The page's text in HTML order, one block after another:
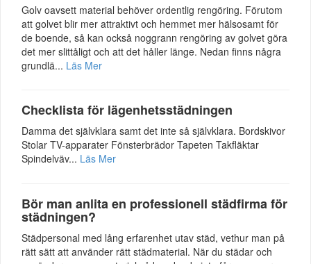
Golv oavsett material behöver ordentlig rengöring. Förutom
att golvet blir mer attraktivt och hemmet mer hälsosamt för
de boende, så kan också noggrann rengöring av golvet göra
det mer slittåligt och att det håller länge. Nedan finns några
grundlä... Läs Mer
Checklista för lägenhetsstädningen
Damma det självklara samt det inte så självklara. Bordskivor
Stolar TV-apparater Fönsterbrädor Tapeten Takfläktar
Spindelväv... Läs Mer
Bör man anlita en professionell städfirma för
städningen?
Städpersonal med lång erfarenhet utav städ, vethur man på
rätt sätt att använder rätt städmaterial. När du städar och